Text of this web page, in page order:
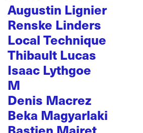
Augustin Lignier
Renske Linders
Local Technique
Thibault Lucas
Isaac Lythgoe
M
Denis Macrez
Beka Magyarlaki